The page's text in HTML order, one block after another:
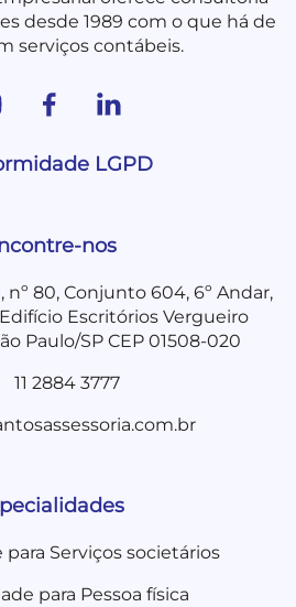
desde 1989 com o que há de
serviços contábeis.
LGPD
nos
nº 80, Conjunto 604, 6º Andar,
Escritórios Vergueiro
Paulo/SP CEP 01508-020
11 2884 3777
Serviços societários
para Pessoa física